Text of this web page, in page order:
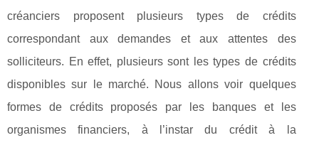
créanciers proposent plusieurs types de crédits
correspondant aux demandes et aux attentes des
solliciteurs. En effet, plusieurs sont les types de crédits
disponibles sur le marché. Nous allons voir quelques
formes de crédits proposés par les banques et les
organismes financiers, à l’instar du crédit à la